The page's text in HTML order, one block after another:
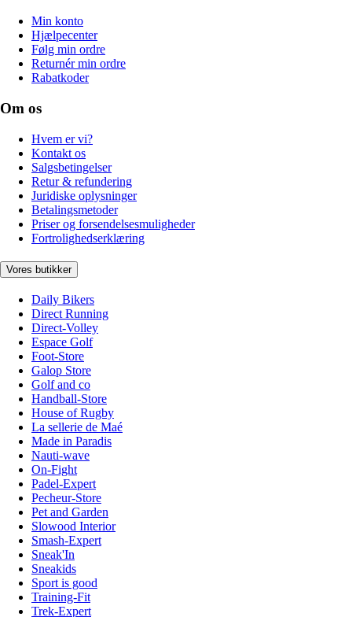
Min konto
Hjælpecenter
Følg min ordre
Returnér min ordre
Rabatkoder
Om os
Hvem er vi?
Kontakt os
Salgsbetingelser
Retur & refundering
Juridiske oplysninger
Betalingsmetoder
Priser og forsendelsesmuligheder
Fortrolighedserklæring
Vores butikker
Daily Bikers
Direct Running
Direct-Volley
Espace Golf
Foot-Store
Galop Store
Golf and co
Handball-Store
House of Rugby
La sellerie de Maé
Made in Paradis
Nauti-wave
On-Fight
Padel-Expert
Pecheur-Store
Pet and Garden
Slowood Interior
Smash-Expert
Sneak'In
Sneakids
Sport is good
Training-Fit
Trek-Expert